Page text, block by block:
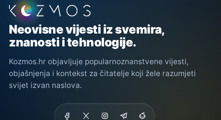
Podnožje stranice
Neovisne vijesti iz svemira,
znanosti i tehnologije.
Kozmos.hr objavljuje popularnoznanstvene vijesti,
objašnjenja i kontekst za čitatelje koji žele razumjeti
svijet izvan naslova.